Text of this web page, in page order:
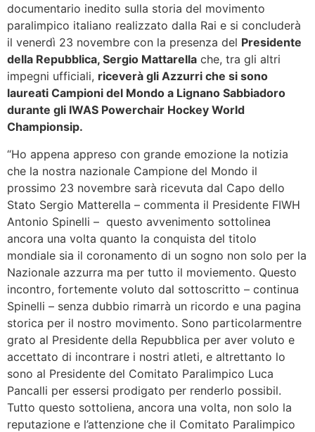
documentario inedito sulla storia del movimento
paralimpico italiano realizzato dalla Rai e si concluderà
il venerdì 23 novembre con la presenza del Presidente
della Repubblica, Sergio Mattarella che, tra gli altri
impegni ufficiali, riceverà gli Azzurri che si sono
laureati Campioni del Mondo a Lignano Sabbiadoro
durante gli IWAS Powerchair Hockey World
Championsip.
“Ho appena appreso con grande emozione la notizia
che la nostra nazionale Campione del Mondo il
prossimo 23 novembre sarà ricevuta dal Capo dello
Stato Sergio Matterella – commenta il Presidente FIWH
Antonio Spinelli – questo avvenimento sottolinea
ancora una volta quanto la conquista del titolo
mondiale sia il coronamento di un sogno non solo per la
Nazionale azzurra ma per tutto il moviemento. Questo
incontro, fortemente voluto dal sottoscritto – continua
Spinelli – senza dubbio rimarrà un ricordo e una pagina
storica per il nostro movimento. Sono particolarmentre
grato al Presidente della Repubblica per aver voluto e
accettato di incontrare i nostri atleti, e altrettanto lo
sono al Presidente del Comitato Paralimpico Luca
Pancalli per essersi prodigato per renderlo possibil.
Tutto questo sottoliena, ancora una volta, non solo la
reputazione e l’attenzione che il Comitato Paralimpico